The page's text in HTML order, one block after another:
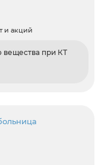
и акций
вещества при КТ